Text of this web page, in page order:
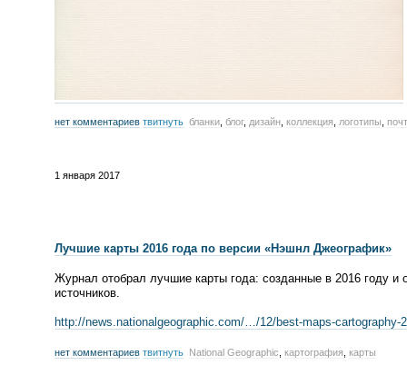
нет комментариев твитнуть бланки блог, дизайн коллекция логотипы
1 января 2017
Лучшие карты 2016 года по версии «Нэшнл Джеографик»
Журнал отобрал лучшие карты года: созданные в 2016 году и
источников.
http://news.nationalgeographic.com/…/12/best-maps-cartography-
нет комментариев твитнуть National Geographic картография карты